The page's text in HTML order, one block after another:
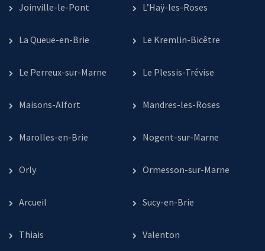
Joinville-le-Pont L’Haÿ-les-Roses
La Queue-en-Brie Le Kremlin-Bicêtre
Le Perreux-sur-Marne Le Plessis-Trévise
Maisons-Alfort Mandres-les-Roses
Marolles-en-Brie Nogent-sur-Marne
Orly Ormesson-sur-Marne
Arcueil Sucy-en-Brie
Thiais Valenton